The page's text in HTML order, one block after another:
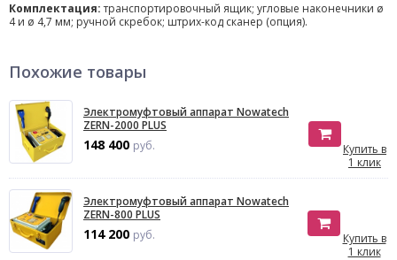
Комплектация:транспортировочный ящик; угловые наконечники ø
4 и ø 4,7 мм; ручной скребок; штрих-код сканер (опция).
Похожие товары
Электромуфтовый аппарат Nowatech
ZERN-2000 PLUS
148 400 руб.
Купить в
1 клик
Электромуфтовый аппарат Nowatech
ZERN-800 PLUS
114 200 руб.
Купить в
1 клик